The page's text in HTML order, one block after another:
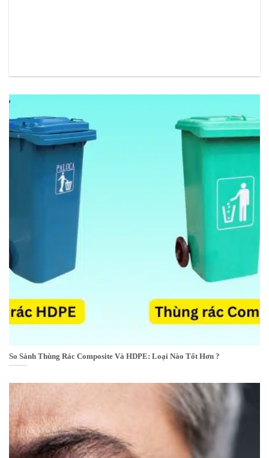
So Sánh Thùng Rác Composite Và HDPE: Loại Nào Tốt Hơn ?